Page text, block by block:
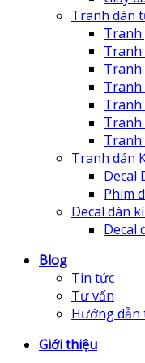
Tranh dán
Tranh
Tranh
Tranh
Tranh
Tranh
Tranh
Tranh dán
Decal
Phim
Decal dán
Decal
Blog
Tin tức
Tư vấn
Hướng dẫn
Giới thiệu